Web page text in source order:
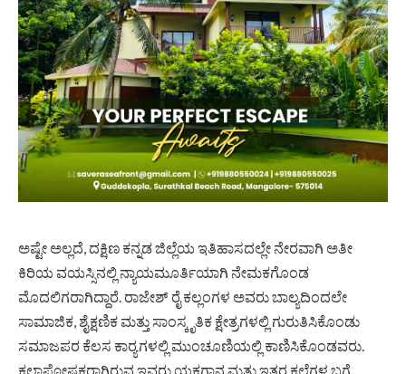
ಅಷ್ಟೇ ಅಲ್ಲದೆ, ದಕ್ಷಿಣ ಕನ್ನಡ ಜಿಲ್ಲೆಯ ಇತಿಹಾಸದಲ್ಲೇ ನೇರವಾಗಿ ಅತೀ
ಕಿರಿಯ ವಯಸ್ಸಿನಲ್ಲಿ ನ್ಯಾಯಮೂರ್ತಿಯಾಗಿ ನೇಮಕಗೊಂಡ
ಮೊದಲಿಗರಾಗಿದ್ದಾರೆ. ರಾಜೇಶ್ ರೈ ಕಲ್ಲಂಗಳ ಅವರು ಬಾಲ್ಯದಿಂದಲೇ
ಸಾಮಾಜಿಕ, ಶೈಕ್ಷಣಿಕ ಮತ್ತು ಸಾಂಸ್ಕೃತಿಕ ಕ್ಷೇತ್ರಗಳಲ್ಲಿ ಗುರುತಿಸಿಕೊಂಡು
ಸಮಾಜಪರ ಕೆಲಸ ಕಾರ‍್ಯಗಳಲ್ಲಿ ಮುಂಚೂಣಿಯಲ್ಲಿ ಕಾಣಿಸಿಕೊಂಡವರು.
ಕಲಾಪೋಷಕರಾಗಿರುವ ಇವರು ಯಕ್ಷಗಾನ ಮತ್ತು ಇತರ ಕಲೆಗಳ ಬಗ್ಗೆ